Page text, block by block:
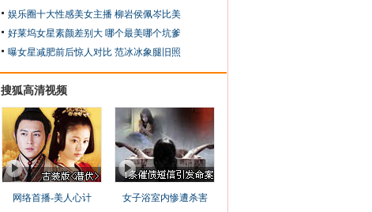
娱乐圈十大性感美女主播 柳岩侯佩岑比美
好莱坞女星素颜差别大 哪个最美哪个坑爹
曝女星减肥前后惊人对比 范冰冰象腿旧照
搜狐高清视频
网络首播-美人心计 女子浴室内惨遭杀害